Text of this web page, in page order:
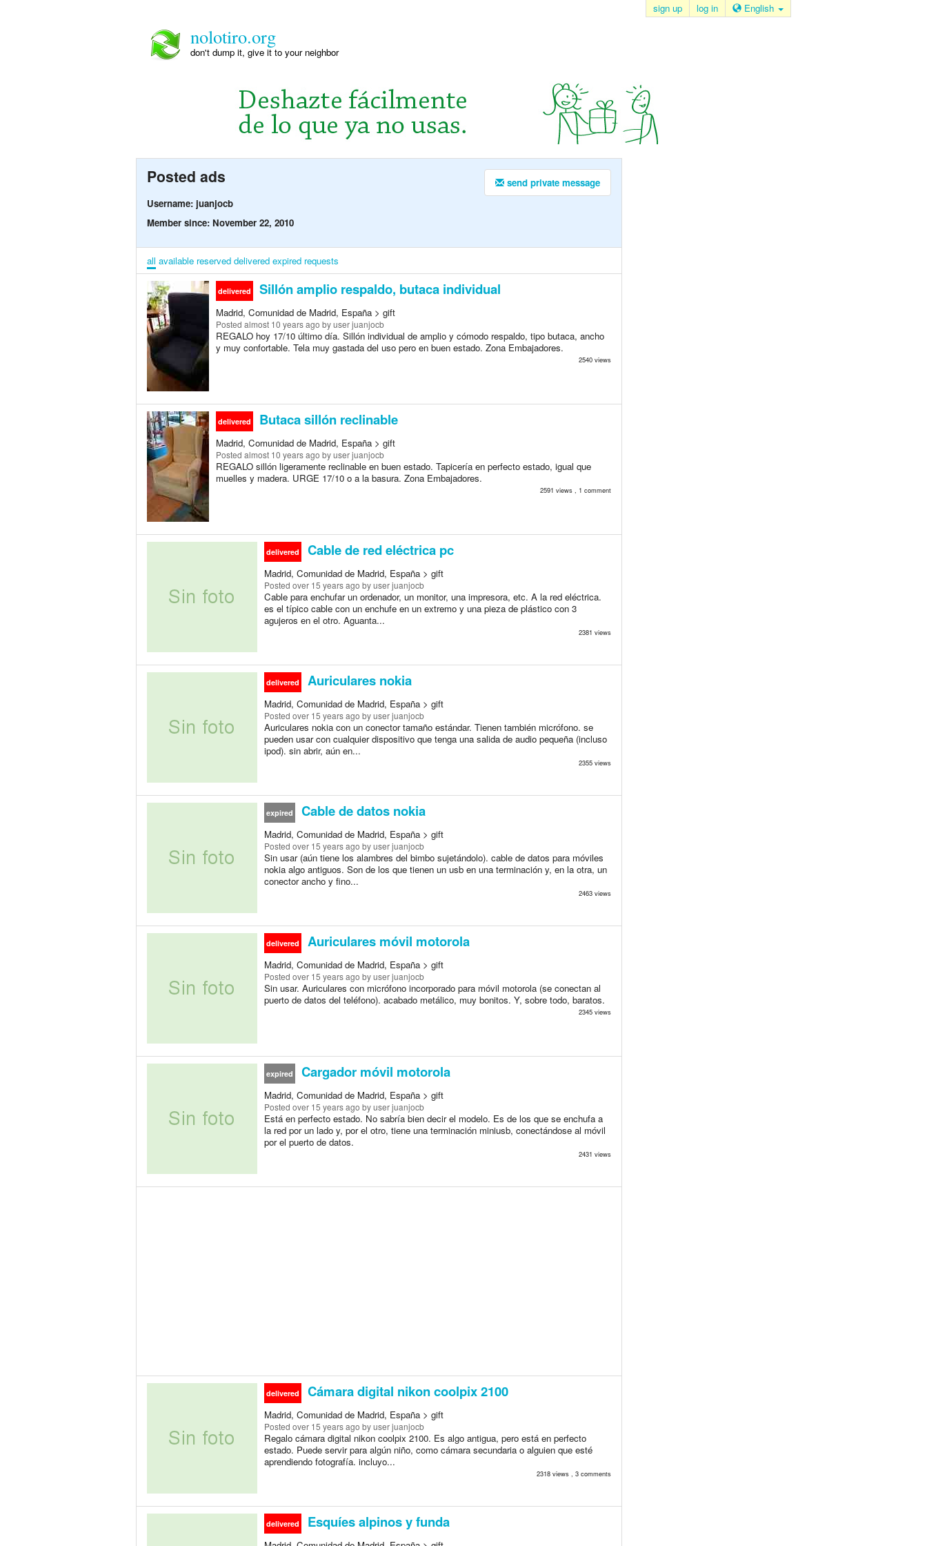
sign up log in English
nolotiro.org
don't dump it, give it to your neighbor
send private message
Posted ads
Username: juanjocb
Member since: November 22, 2010
all available reserved delivered expired requests
delivered Sillón amplio respaldo, butaca individual
Madrid, Comunidad de Madrid, España > gift
Posted almost 10 years ago by user juanjocb
REGALO hoy 17/10 último día. Sillón individual de amplio y cómodo respaldo, tipo butaca, ancho
y muy confortable. Tela muy gastada del uso pero en buen estado. Zona Embajadores.
2540 views
delivered Butaca sillón reclinable
Madrid, Comunidad de Madrid, España > gift
Posted almost 10 years ago by user juanjocb
REGALO sillón ligeramente reclinable en buen estado. Tapicería en perfecto estado, igual que
muelles y madera. URGE 17/10 o a la basura. Zona Embajadores.
2591 views , 1 comment
delivered Cable de red eléctrica pc
Madrid, Comunidad de Madrid, España > gift
Posted over 15 years ago by user juanjocb
Cable para enchufar un ordenador, un monitor, una impresora, etc. A la red eléctrica.
es el típico cable con un enchufe en un extremo y una pieza de plástico con 3
agujeros en el otro. Aguanta...
2381 views
delivered Auriculares nokia
Madrid, Comunidad de Madrid, España > gift
Posted over 15 years ago by user juanjocb
Auriculares nokia con un conector tamaño estándar. Tienen también micrófono. se
pueden usar con cualquier dispositivo que tenga una salida de audio pequeña (incluso
ipod). sin abrir, aún en...
2355 views
expired Cable de datos nokia
Madrid, Comunidad de Madrid, España > gift
Posted over 15 years ago by user juanjocb
Sin usar (aún tiene los alambres del bimbo sujetándolo). cable de datos para móviles
nokia algo antiguos. Son de los que tienen un usb en una terminación y, en la otra, un
conector ancho y fino...
2463 views
delivered Auriculares móvil motorola
Madrid, Comunidad de Madrid, España > gift
Posted over 15 years ago by user juanjocb
Sin usar. Auriculares con micrófono incorporado para móvil motorola (se conectan al
puerto de datos del teléfono). acabado metálico, muy bonitos. Y, sobre todo, baratos.
2345 views
expired Cargador móvil motorola
Madrid, Comunidad de Madrid, España > gift
Posted over 15 years ago by user juanjocb
Está en perfecto estado. No sabría bien decir el modelo. Es de los que se enchufa a
la red por un lado y, por el otro, tiene una terminación miniusb, conectándose al móvil
por el puerto de datos.
2431 views
delivered Cámara digital nikon coolpix 2100
Madrid, Comunidad de Madrid, España > gift
Posted over 15 years ago by user juanjocb
Regalo cámara digital nikon coolpix 2100. Es algo antigua, pero está en perfecto
estado. Puede servir para algún niño, como cámara secundaria o alguien que esté
aprendiendo fotografía. incluyo...
2318 views , 3 comments
delivered Esquíes alpinos y funda